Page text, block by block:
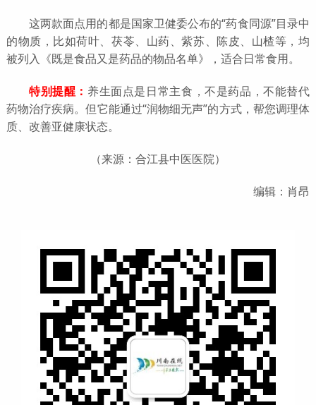
这两款面点用的都是国家卫健委公布的“药食同源”目录中
的物质，比如荷叶、茯苓、山药、紫苏、陈皮、山楂等，均
被列入《既是食品又是药品的物品名单》，适合日常食用。
特别提醒： 养生面点是日常主食，不是药品，不能替代
药物治疗疾病。但它能通过“润物细无声”的方式，帮您调理体
质、改善亚健康状态。
（来源：合江县中医医院）
编辑：肖昂